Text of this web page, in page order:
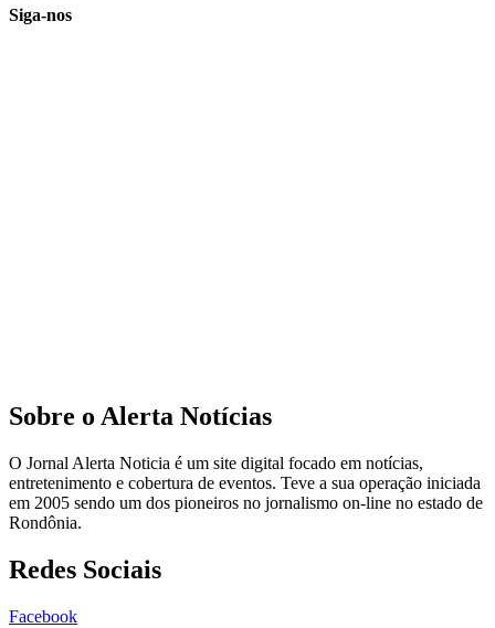
Siga-nos
Sobre o Alerta Notícias
O Jornal Alerta Noticia é um site digital focado em notícias,
entretenimento e cobertura de eventos. Teve a sua operação iniciada
em 2005 sendo um dos pioneiros no jornalismo on-line no estado de
Rondônia.
Redes Sociais
Facebook